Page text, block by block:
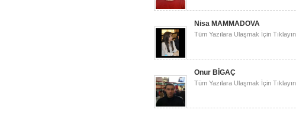
Nisa MAMMADOVA
Tüm Yazılara Ulaşmak İçin
Onur BİGAÇ
Tüm Yazılara Ulaşmak İçin